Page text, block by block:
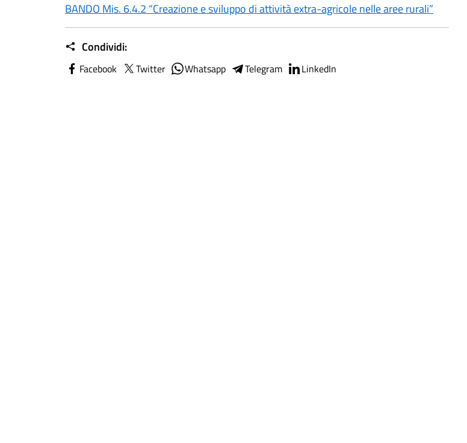
BANDO Mis. 6.4.2 “Creazione e sviluppo di attività extra-agricole nelle aree rurali”
Condividi:
Facebook Twitter Whatsapp Telegram LinkedIn